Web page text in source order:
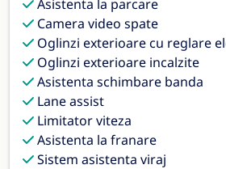
Asistenta la parcare
Camera video spate
Oglinzi exterioare cu reglare
Oglinzi exterioare incalzite
Asistenta schimbare banda
Lane assist
Limitator viteza
Asistenta la franare
Sistem asistenta viraj